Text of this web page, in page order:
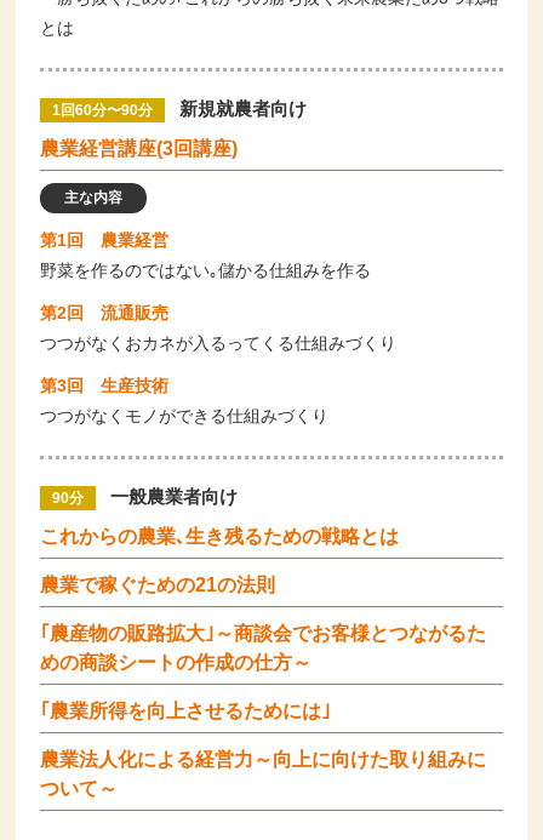
とは
1回60分〜90分
新規就農者向け
農業経営講座(3回講座)
主な内容
第1回 農業経営
野菜を作るのではない｡儲かる仕組みを作る
第2回 流通販売
つつがなくおカネが入るってくる仕組みづくり
第3回 生産技術
つつがなくモノができる仕組みづくり
90分
一般農業者向け
これからの農業､生き残るための戦略とは
農業で稼ぐための21の法則
｢農産物の販路拡大｣～商談会でお客様とつながるた
めの商談シートの作成の仕方～
｢農業所得を向上させるためには｣
農業法人化による経営力～向上に向けた取り組みに
ついて～